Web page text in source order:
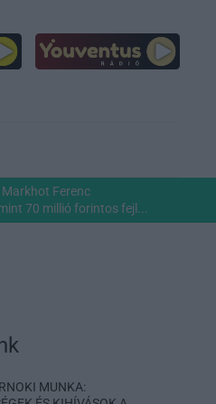
Ferenc
70 millió forintos fejl...
MUNKA: